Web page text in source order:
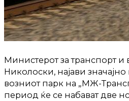
Министерот за транспорт и
Николоски, најави
возниот парк на „МЖ-
период ќе се набават две